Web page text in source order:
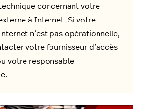
concernant votre
à Internet. Si votre
n’est pas opérationnelle,
votre fournisseur d’accès
votre responsable